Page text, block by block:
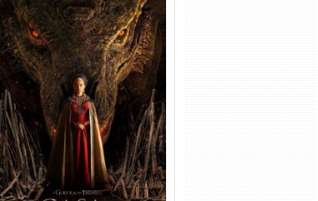
A Casa do Dragão 1ª
Temporada Torrent (2022)
WEB-DL 720p/1080p Dual
Áudio